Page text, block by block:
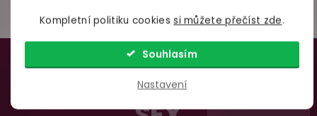
Kompletní politiku cookiessi můžete přečíst zde.
Nastavení
Souhlasím
98% spokojenost
dlerecenzí ověřených zakazníkůna Heuréce
TAJNÉ TRIKY PRO BOŽÍ